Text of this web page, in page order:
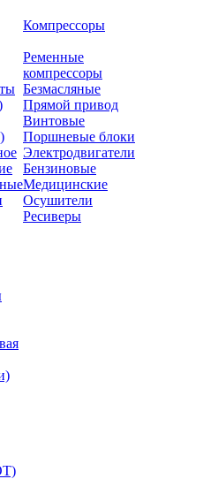
Компрессоры
Ременные
компрессоры
Безмасляные
Прямой привод
Винтовые
Поршневые блоки
Электродвигатели
Бензиновые
Медицинские
Осушители
Ресиверы